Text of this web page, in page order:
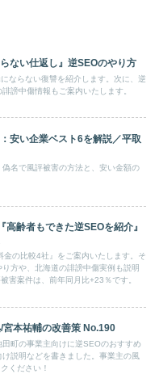
ない仕返し』逆SEOのやり方
ならない復讐を紹介します。次に、逆
謗中傷情報もご案内いたします。
安い企業ベスト6を解説／平取
名で風評被害の方法と、安い金額の
高齢者もできた逆SEOを紹介』
金の比較4社』をご案内いたします。そ
り方や、北海道の誹謗中傷実例も説明
害案件は、前年同月比+23％です。
宮本祐輔の改善策 No.190
町の事業主向けに逆SEOのおすすめ
説明などを書きました。事業主の風
ください！